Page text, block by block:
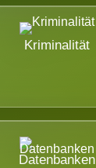
Kriminalität
Datenbanken